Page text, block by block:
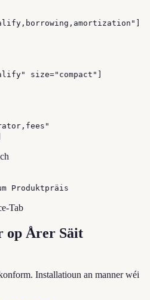
size="compact"]
Produktpräis
Tab
op Årer Säit
Installatioun an manner wéi